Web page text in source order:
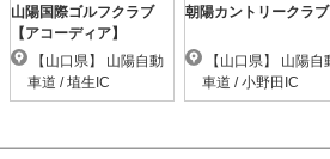
山陽国際ゴルフクラブ
【アコーディア】
車道 / 埴生IC
朝陽カントリークラブ
車道 / 小野田IC